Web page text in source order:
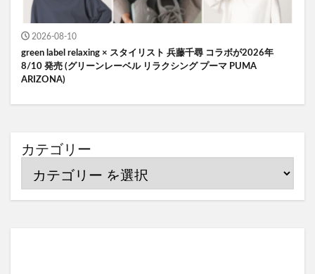
2026-08-10
green label relaxing × スタイリスト 兵藤千尋 コラボが2026年
8/10 発売 (グリーンレーベル リラクシング プーマ PUMA
ARIZONA)
カテゴリー